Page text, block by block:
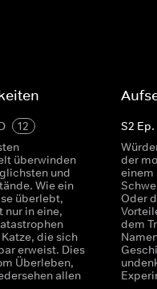
12
überwinden
und
Wie ein
überlebt,
nur in eine,
die sich
erweist. Dies
Überleben,
allen
S2 Ep.
der
einem
Oder
dem